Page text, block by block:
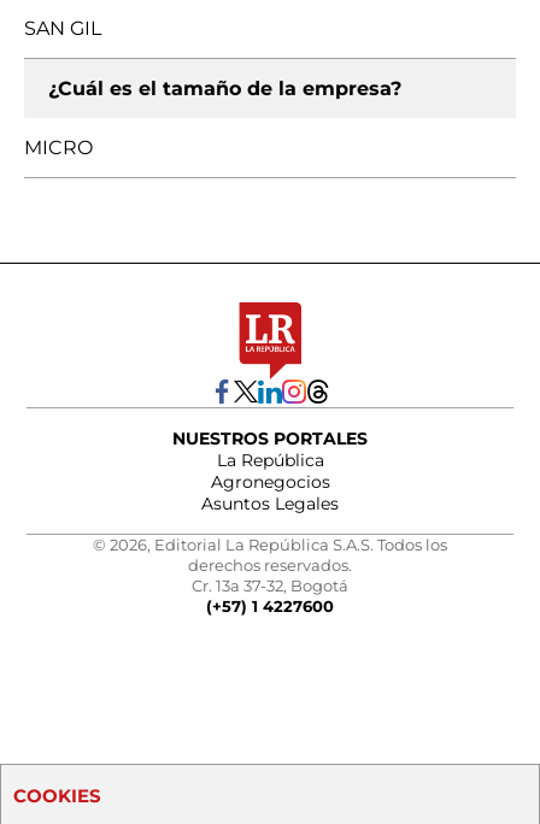
SAN GIL
¿Cuál es el tamaño de la empresa?
MICRO
NUESTROS PORTALES
La República
Agronegocios
Asuntos Legales
© 2026, Editorial La República S.A.S. Todos los
derechos reservados.
Cr. 13a 37-32, Bogotá
(+57) 1 4227600
COOKIES